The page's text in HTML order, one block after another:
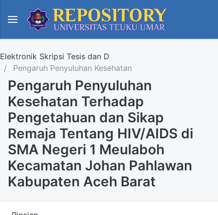
Elektronik Skripsi Tesis dan D
Pengaruh Penyuluhan Kesehatan
Pengaruh Penyuluhan
Kesehatan Terhadap
Pengetahuan dan Sikap
Remaja Tentang HIV/AIDS di
SMA Negeri 1 Meulaboh
Kecamatan Johan Pahlawan
Kabupaten Aceh Barat